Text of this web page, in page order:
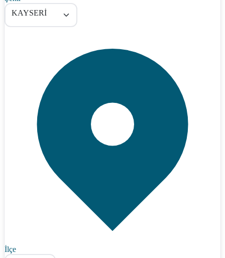
KAYSERİ
İlçe